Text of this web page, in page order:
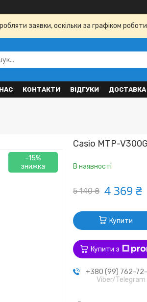
заявки, оскільки за графіком
КОНТАКТИ ВІДГУКИ
–15%
Casio MTP-
В наявності
5 140 ₴ 4 369 ₴
Купити
Купити з
+380 (99) 762-
Viber/Telegram